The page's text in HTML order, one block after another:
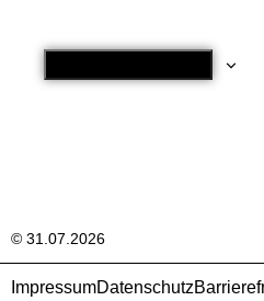
© 31.07.2026
ImpressumDatenschutz